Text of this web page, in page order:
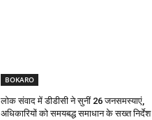
BOKARO
लोक संवाद में डीडीसी ने सुनीं 26 जनसमस्याएं,
अधिकारियों को समयबद्ध समाधान के सख्त निर्देश